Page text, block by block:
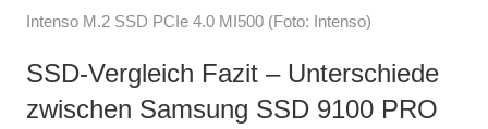
Intenso M.2 SSD PCIe 4.0 MI500 (Foto: Intenso)
SSD-Vergleich Fazit – Unterschiede
zwischen Samsung SSD 9100 PRO